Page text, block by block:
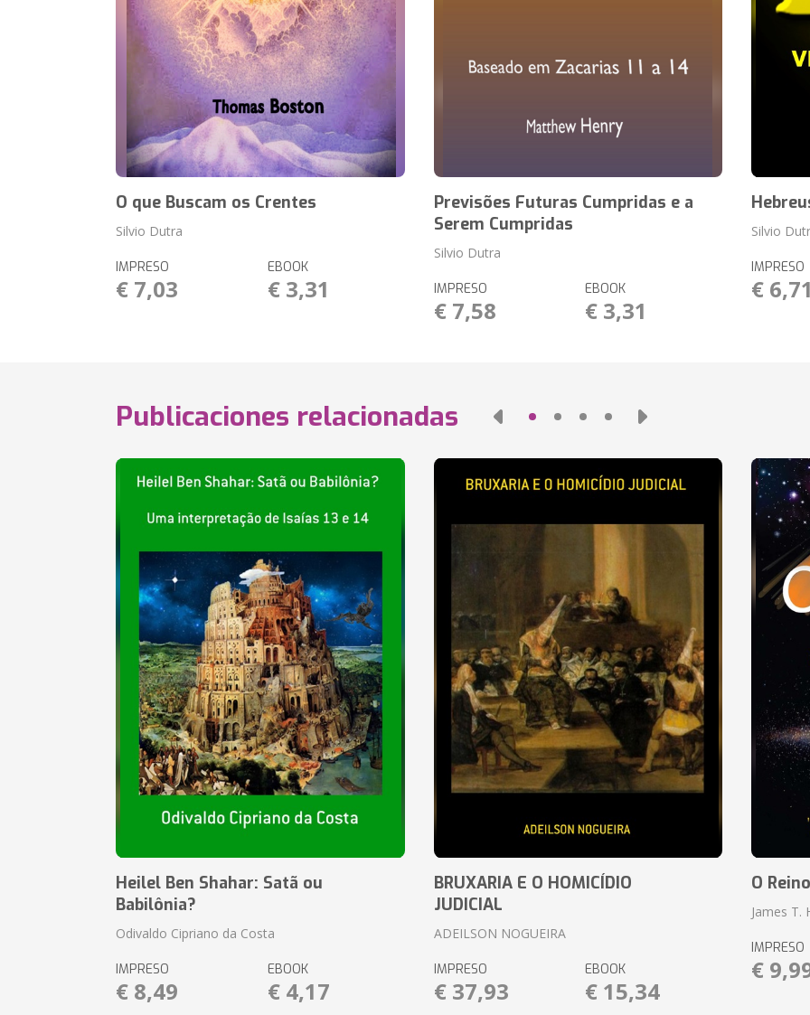
O que Buscam os Crentes
Silvio Dutra
IMPRESO
€ 7,03
EBOOK
€ 3,31
Previsões Futuras Cumpridas e a
Serem Cumpridas
Silvio Dutra
IMPRESO
€ 7,58
EBOOK
€ 3,31
Silvio
IMPRESO
€ 6,71
Publicaciones relacionadas
Heilel Ben Shahar: Satã ou
Babilônia?
Odivaldo Cipriano da Costa
IMPRESO
€ 8,49
EBOOK
€ 4,17
BRUXARIA E O HOMICÍDIO
JUDICIAL
ADEILSON NOGUEIRA
IMPRESO
€ 37,93
EBOOK
€ 15,34
O Reino
James T.
IMPRESO
€